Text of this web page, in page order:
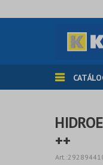
++